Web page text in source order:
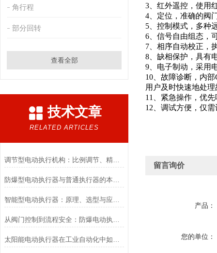
角行程
部分回转
查看全部
技术文章
RELATED ARTICLES
调节型电动执行机构：比例调节、精度控制要点
3、红外遥控，使用
4、定位，准确的阀
5、控制模式，多种
6、信号自由组态，
7、相序自动校正，
8、缺相保护，具有
9、电子制动，采用
10、故障诊断，内
用户及时快速地处
11、紧急操作，优
12、调试方便，仅
留言询价
产品：
您的单位：